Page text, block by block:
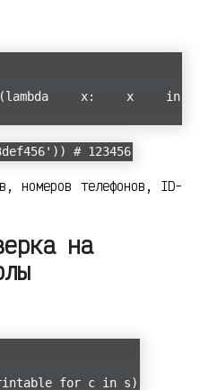
x: x in
# 123456
номеров телефонов, ID-
на
for c in s)